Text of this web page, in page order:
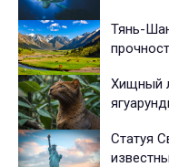
Тянь-
Хищный
Статуя